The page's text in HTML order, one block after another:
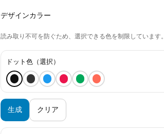
デザインカラー
読み取り不可を防ぐため、選択できる色を制限しています。
ドット色（選択）
生成 クリア